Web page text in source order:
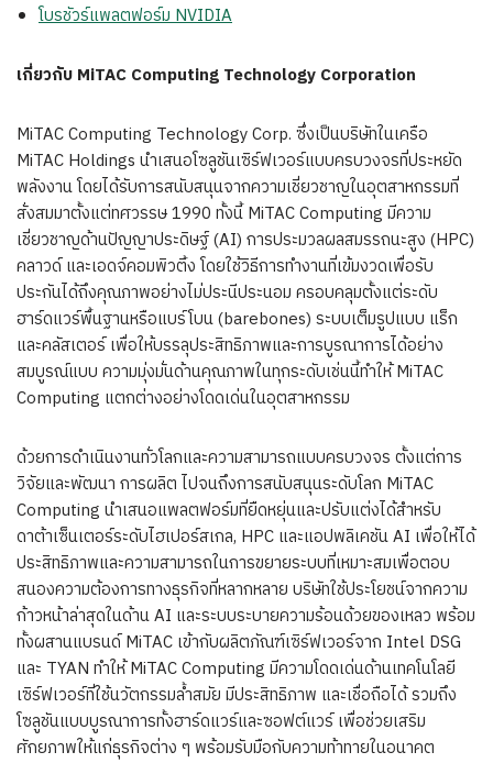
โบรชัวร์แพลตฟอร์ม NVIDIA
เกี่ยวกับ MiTAC Computing Technology Corporation
MiTAC Computing Technology Corp. ซึ่งเป็นบริษัทในเครือ
MiTAC Holdings นำเสนอโซลูชันเซิร์ฟเวอร์แบบครบวงจรที่ประหยัด
พลังงาน โดยได้รับการสนับสนุนจากความเชี่ยวชาญในอุตสาหกรรมที่
สั่งสมมาตั้งแต่ทศวรรษ 1990 ทั้งนี้ MiTAC Computing มีความ
เชี่ยวชาญด้านปัญญาประดิษฐ์ (AI) การประมวลผลสมรรถนะสูง (HPC)
คลาวด์ และเอดจ์คอมพิวติ้ง โดยใช้วิธีการทำงานที่เข้มงวดเพื่อรับ
ประกันได้ถึงคุณภาพอย่างไม่ประนีประนอม ครอบคลุมตั้งแต่ระดับ
ฮาร์ดแวร์พื้นฐานหรือแบร์โบน (barebones) ระบบเต็มรูปแบบ แร็ก
และคลัสเตอร์ เพื่อให้บรรลุประสิทธิภาพและการบูรณาการได้อย่าง
สมบูรณ์แบบ ความมุ่งมั่นด้านคุณภาพในทุกระดับเช่นนี้ทำให้ MiTAC
Computing แตกต่างอย่างโดดเด่นในอุตสาหกรรม
ด้วยการดำเนินงานทั่วโลกและความสามารถแบบครบวงจร ตั้งแต่การ
วิจัยและพัฒนา การผลิต ไปจนถึงการสนับสนุนระดับโลก MiTAC
Computing นำเสนอแพลตฟอร์มที่ยืดหยุ่นและปรับแต่งได้สำหรับ
ดาต้าเซ็นเตอร์ระดับไฮเปอร์สเกล, HPC และแอปพลิเคชัน AI เพื่อให้ได้
ประสิทธิภาพและความสามารถในการขยายระบบที่เหมาะสมเพื่อตอบ
สนองความต้องการทางธุรกิจที่หลากหลาย บริษัทใช้ประโยชน์จากความ
ก้าวหน้าล่าสุดในด้าน AI และระบบระบายความร้อนด้วยของเหลว พร้อม
ทั้งผสานแบรนด์ MiTAC เข้ากับผลิตภัณฑ์เซิร์ฟเวอร์จาก Intel DSG
และ TYAN ทำให้ MiTAC Computing มีความโดดเด่นด้านเทคโนโลยี
เซิร์ฟเวอร์ที่ใช้นวัตกรรมล้ำสมัย มีประสิทธิภาพ และเชื่อถือได้ รวมถึง
โซลูชันแบบบูรณาการทั้งฮาร์ดแวร์และซอฟต์แวร์ เพื่อช่วยเสริม
ศักยภาพให้แก่ธุรกิจต่าง ๆ พร้อมรับมือกับความท้าทายในอนาคต